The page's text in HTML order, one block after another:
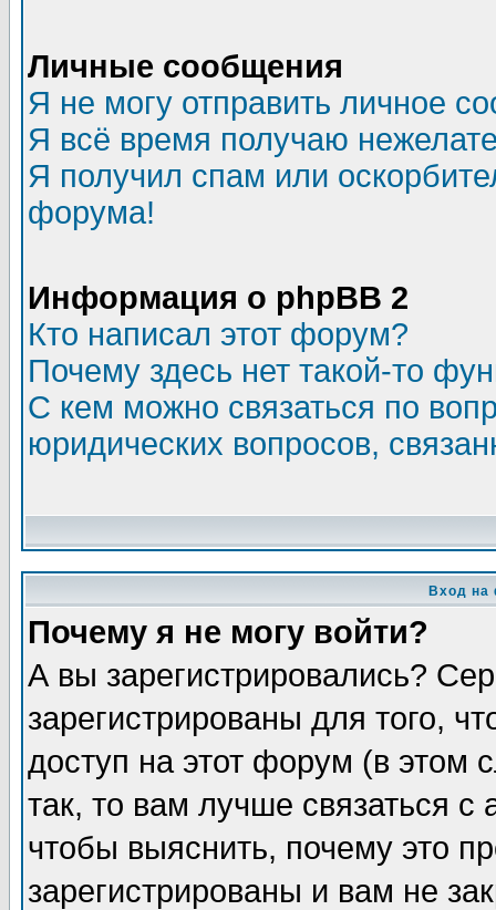
Личные сообщения
Я не могу отправить личное
Я всё время получаю
Я получил спам или
форума!
Информация о phpBB 2
Кто написал этот форум?
Почему здесь нет такой-то
С кем можно связаться по
юридических вопросов,
Вход на
Почему я не могу войти?
А вы зарегистрировались?
зарегистрированы для того,
доступ на этот форум (в этом
так, то вам лучше связаться
чтобы выяснить, почему это
зарегистрированы и вам не